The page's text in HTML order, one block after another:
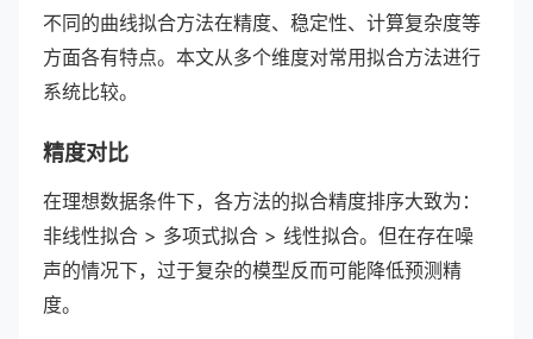
不同的曲线拟合方法在精度、稳定性、计算复杂度等
方面各有特点。本文从多个维度对常用拟合方法进行
系统比较。
精度对比
在理想数据条件下，各方法的拟合精度排序大致为：
非线性拟合 > 多项式拟合 > 线性拟合。但在存在噪
声的情况下，过于复杂的模型反而可能降低预测精
度。